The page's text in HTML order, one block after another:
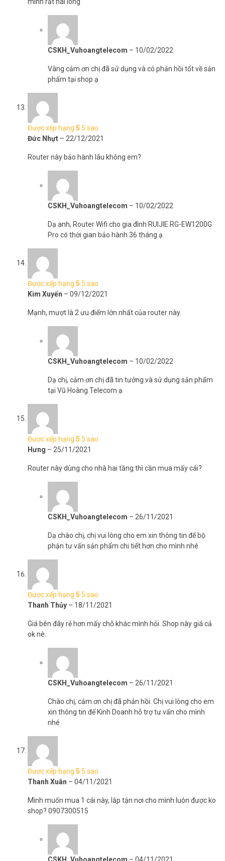
CSKH_Vuhoangtelecom – 10/02/2022
Vâng cảm ơn chị đã sử dụng và có phản hồi tốt về sản
phẩm tại shop ạ
Được xếp hạng 5 5 sao
Đức Nhựt – 22/12/2021
Router này bảo hành lâu không em?
CSKH_Vuhoangtelecom – 10/02/2022
Dạ anh, Router Wifi cho gia đình RUIJIE RG-EW1200G
Pro có thời gian bảo hành 36 tháng ạ
Được xếp hạng 5 5 sao
Kim Xuyến – 09/12/2021
Mạnh, mượt là 2 ưu điểm lớn nhất của router này.
CSKH_Vuhoangtelecom – 10/02/2022
Dạ chị, cảm ơn chị đã tin tưởng và sử dụng sản phẩm
tại Vũ Hoàng Telecom ạ
Được xếp hạng 5 5 sao
Hưng – 25/11/2021
Router này dùng cho nhà hai tầng thì cần mua mấy cái?
CSKH_Vuhoangtelecom – 26/11/2021
Dạ chào chị, chị vui lòng cho em xin thông tin để bộ
phận tư vấn sản phẩm chi tiết hơn cho mình nhé
Được xếp hạng 5 5 sao
Thanh Thủy – 18/11/2021
Giá bên đây rẻ hơn mấy chỗ khác mình hỏi. Shop này giá cả
ok nè.
CSKH_Vuhoangtelecom – 26/11/2021
Chào chị, cảm ơn chị đã phản hồi. Chị vui lòng cho em
xin thông tin để Kinh Doanh hỗ trợ tư vấn cho mình
nhé
Được xếp hạng 5 5 sao
Thanh Xuân – 04/11/2021
Mình muốn mua 1 cái này, lắp tận nơi cho mình luôn được ko
shop? 0907300515